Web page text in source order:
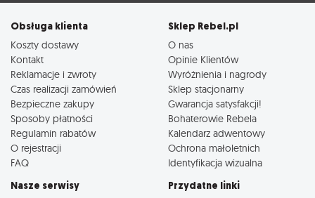
Obsługa klienta
Koszty dostawy
Kontakt
Reklamacje i zwroty
Czas realizacji zamówień
Bezpieczne zakupy
Sposoby płatności
Regulamin rabatów
O rejestracji
FAQ
Sklep Rebel.pl
O nas
Opinie Klientów
Wyróżnienia i nagrody
Sklep stacjonarny
Gwarancja satysfakcji!
Bohaterowie Rebela
Kalendarz adwentowy
Ochrona małoletnich
Identyfikacja wizualna
Nasze serwisy Przydatne linki